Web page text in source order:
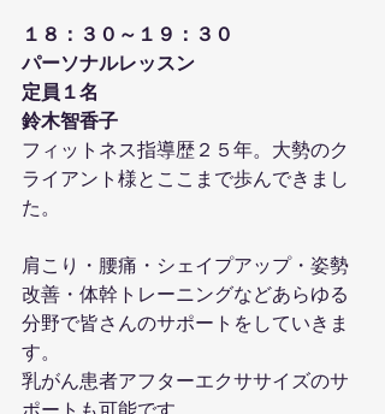
１８：３０～１９：３０
パーソナルレッスン
定員１名
鈴木智香子
フィットネス指導歴２５年。大勢のク
ライアント様とここまで歩んできまし
た。
肩こり・腰痛・シェイプアップ・姿勢
改善・体幹トレーニングなどあらゆる
分野で皆さんのサポートをしていきま
す。
乳がん患者アフターエクササイズのサ